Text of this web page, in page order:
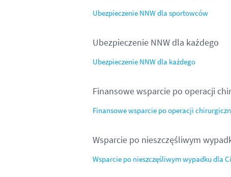
Ubezpieczenie NNW dla sportowców
Ubezpieczenie NNW dla każdego
Ubezpieczenie NNW dla każdego
Finansowe wsparcie po operacji
Finansowe wsparcie po operacji
Wsparcie po nieszczęśliwym
Wsparcie po nieszczęśliwym wypadku dla